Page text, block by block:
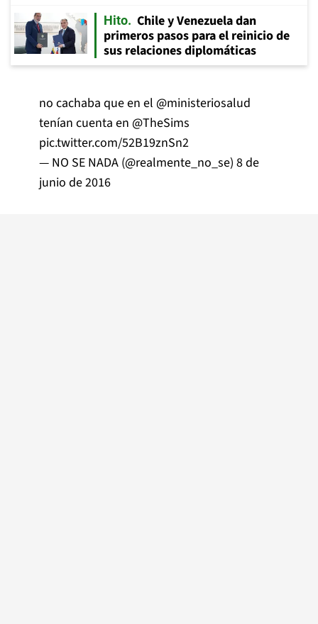
Hito
Chile y Venezuela dan
primeros pasos para el reinicio de
sus relaciones diplomáticas
no cachaba que en el @ministeriosalud
tenían cuenta en @TheSims
pic.twitter.com/52B19znSn2
— NO SE NADA (@realmente_no_se) 8 de
junio de 2016